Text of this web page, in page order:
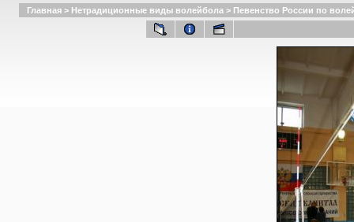
Главная > Нетрадиционные виды волейбола > Певенство России по